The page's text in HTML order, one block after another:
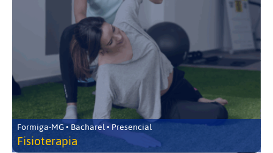
Formiga-MG • Bacharel • Presencial
Fisioterapia